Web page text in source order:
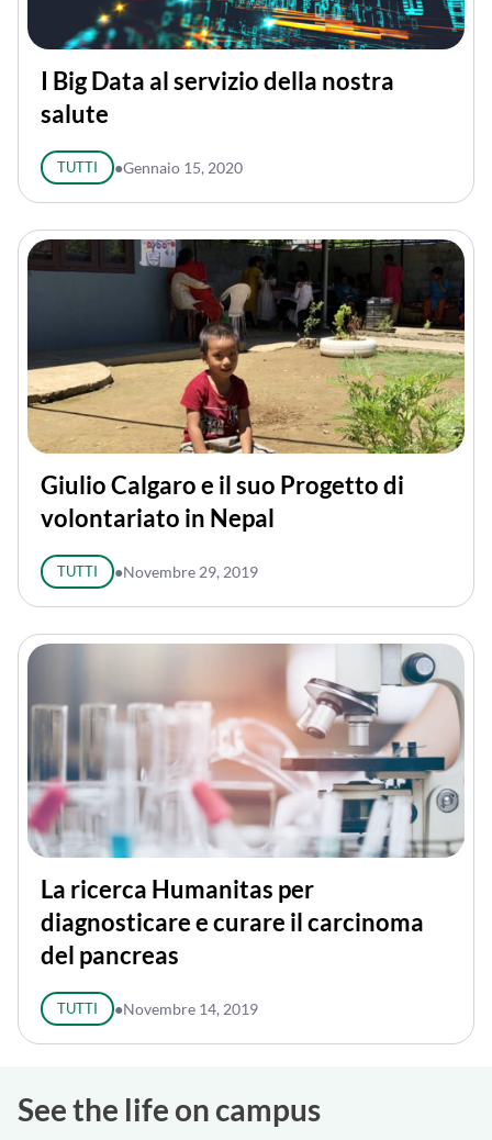
I Big Data al servizio della nostra
salute
TUTTI ●Gennaio 15, 2020
Giulio Calgaro e il suo Progetto di
volontariato in Nepal
TUTTI ●Novembre 29, 2019
La ricerca Humanitas per
diagnosticare e curare il carcinoma
del pancreas
TUTTI ●Novembre 14, 2019
See the life on campus